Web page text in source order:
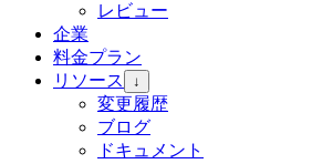
レビュー
企業
料金プラン
リソース
↓
変更履歴
ブログ
ドキュメント